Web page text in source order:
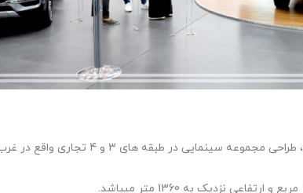
سینمایی در طبقه های 3 و 4 تجاری واقع در غرب